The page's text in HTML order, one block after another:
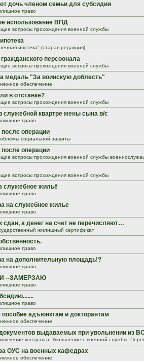
дочь членом семьи для субсидии
право
использование ВПД
вопросы прохождения военной службы
ипотека" (старая редакция)
персоонала
вопросы прохождения военной службы
медаль "За воинскую доблесть"
обеспечение
в отставке?
вопросы прохождения военной службы
служебной квартре жены сына в/с
право
после операции
социальной защиты
после операции
вопросы прохождения военной службы
вопросы прохождения военной службы
служебное жильё
право
на служебное жилье
право
сдан, а денег на счет не перечисляют…
жилищный сертификат
право
на дополнительную площадь!?
право
--ЗАМЕРЗАЮ
право
право
пособие адъюнктам и докторантам
обеспечение
выдаваемых при увольнении из
контракта. Увольнение с военной службы.
ОУС на военных кафедрах
обеспечение